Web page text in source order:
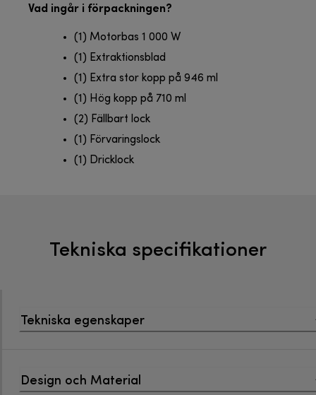
Vad ingår i förpackningen?
(1) Motorbas 1 000 W
(1) Extraktionsblad
(1) Extra stor kopp på 946 ml
(1) Hög kopp på 710 ml
(2) Fällbart lock
(1) Förvaringslock
(1) Dricklock
Tekniska specifikationer
Tekniska egenskaper
Design och Material